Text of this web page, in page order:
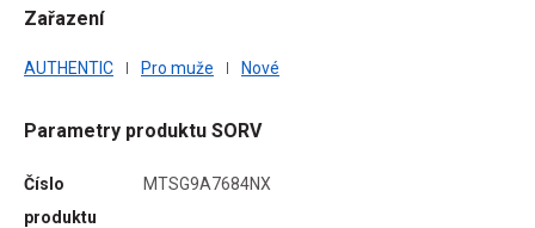
Zařazení
AUTHENTIC Pro muže Nové
Parametry produktu SORV
Číslo
produktu
MTSG9A7684NX